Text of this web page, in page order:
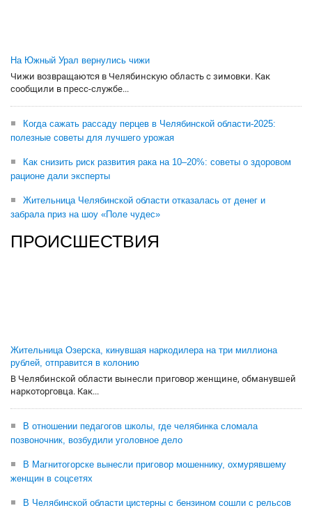
На Южный Урал вернулись чижи
Чижи возвращаются в Челябинскую область с зимовки. Как
сообщили в пресс-службе...
Когда сажать рассаду перцев в Челябинской области-2025:
полезные советы для лучшего урожая
Как снизить риск развития рака на 10–20%: советы о здоровом
рационе дали эксперты
Жительница Челябинской области отказалась от денег и
забрала приз на шоу «Поле чудес»
ПРОИСШЕСТВИЯ
Жительница Озерска, кинувшая наркодилера на три миллиона
рублей, отправится в колонию
В Челябинской области вынесли приговор женщине, обманувшей
наркоторговца. Как...
В отношении педагогов школы, где челябинка сломала
позвоночник, возбудили уголовное дело
В Магнитогорске вынесли приговор мошеннику, охмурявшему
женщин в соцсетях
В Челябинской области цистерны с бензином сошли с рельсов